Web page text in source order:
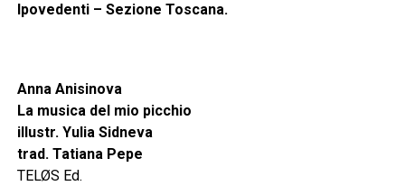
Ipovedenti – Sezione Toscana.
Anna Anisinova
La musica del mio picchio
illustr. Yulia Sidneva
trad. Tatiana Pepe
TELØS Ed.